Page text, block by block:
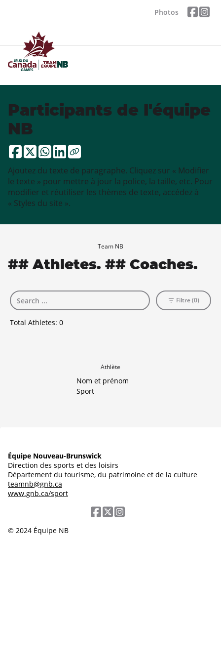
Photos
Participants de l'équipe
NB
Ajoutez du texte de paragraphe. Cliquez sur « Modifier
le texte » pour mettre à jour la police, la taille, etc. Pour
modifier et réutiliser les thèmes de texte, accédez à
« Styles du site ».
Team NB
## Athletes. ## Coaches.
Total Athletes: 0
Filtre (0)
Athlète
Nom et prénom
Sport
Équipe Nouveau-Brunswick
Direction des sports et des loisirs
Département du tourisme, du patrimoine et de la culture
teamnb@gnb.ca
www.gnb.ca/sport
© 2024 Équipe NB